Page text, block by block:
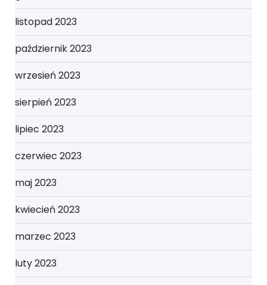
listopad 2023
październik 2023
wrzesień 2023
sierpień 2023
lipiec 2023
czerwiec 2023
maj 2023
kwiecień 2023
marzec 2023
luty 2023